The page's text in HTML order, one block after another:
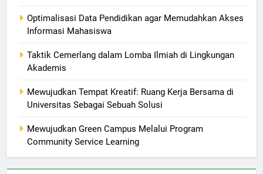
Optimalisasi Data Pendidikan agar Memudahkan Akses
Informasi Mahasiswa
Taktik Cemerlang dalam Lomba Ilmiah di Lingkungan
Akademis
Mewujudkan Tempat Kreatif: Ruang Kerja Bersama di
Universitas Sebagai Sebuah Solusi
Mewujudkan Green Campus Melalui Program
Community Service Learning